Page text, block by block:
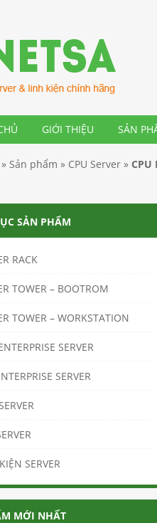
GIỚI THIỆU SẢN
» Sản phẩm » CPU Server »
SẢN PHẨM
RACK
TOWER – BOOTROM
TOWER – WORKSTATION
SERVER
SERVER
SERVER
MỚI NHẤT